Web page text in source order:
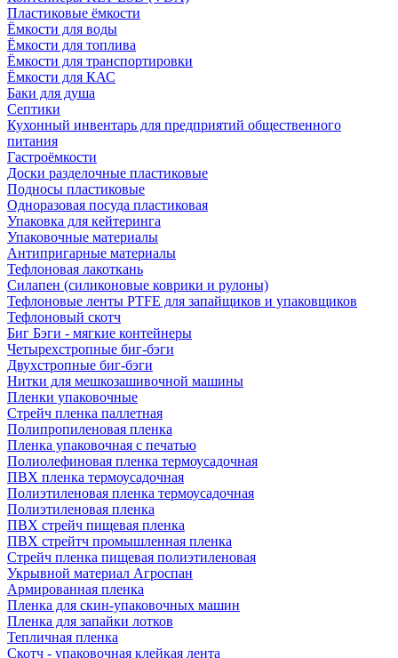
Пластиковые ёмкости
Ёмкости для воды
Ёмкости для топлива
Ёмкости для транспортировки
Ёмкости для КАС
Баки для душа
Септики
Кухонный инвентарь для предприятий общественного
питания
Гастроёмкости
Доски разделочные пластиковые
Подносы пластиковые
Одноразовая посуда пластиковая
Упаковка для кейтеринга
Упаковочные материалы
Антипригарные материалы
Тефлоновая лакоткань
Силапен (силиконовые коврики и рулоны)
Тефлоновые ленты PTFE для запайщиков и упаковщиков
Тефлоновый скотч
Биг Бэги - мягкие контейнеры
Четырехстропные биг-бэги
Двухстропные биг-бэги
Нитки для мешкозашивочной машины
Пленки упаковочные
Стрейч пленка паллетная
Полипропиленовая пленка
Пленка упаковочная с печатью
Полиолефиновая пленка термоусадочная
ПВХ пленка термоусадочная
Полиэтиленовая пленка термоусадочная
Полиэтиленовая пленка
ПВХ стрейч пищевая пленка
ПВХ стрейтч промышленная пленка
Стрейч пленка пищевая полиэтиленовая
Укрывной материал Агроспан
Армированная пленка
Пленка для скин-упаковочных машин
Пленка для запайки лотков
Тепличная пленка
Скотч - упаковочная клейкая лента